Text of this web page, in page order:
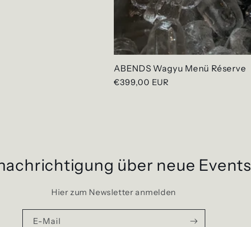
ABENDS Wagyu Menü Réserve
Normaler
€399,00 EUR
über neue Events
Hier zum Newsletter anmelden
E-Mail